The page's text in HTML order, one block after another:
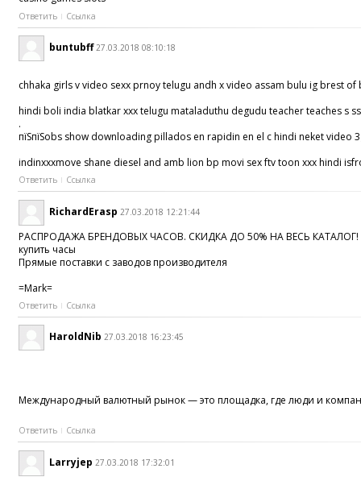
Ответить Ссылка
buntubff 27.03.2018 08:10:18
chhaka girls v video sexx prnoy telugu andh x video assam bulu ig brest
hindi boli india blatkar xxx telugu mataladuthu degudu teacher teaches s
.
пїЅпїЅobs show downloading pillados en rapidin en el c hindi neket
indinxxxmove shane diesel and amb lion bp movi sex ftv toon xxx hindi
Ответить Ссылка
RichardErasp 27.03.2018 12:21:44
РАСПРОДАЖА БРЕНДОВЫХ ЧАСОВ. СКИДКА ДО 50% НА ВЕСЬ
купить часы
Прямые поставки с заводов производителя
=Mark=
Ответить Ссылка
HaroldNib 27.03.2018 16:23:45
Международный валютный рынок — это площадка, где люди и
Ответить Ссылка
Larryjep 27.03.2018 17:32:01